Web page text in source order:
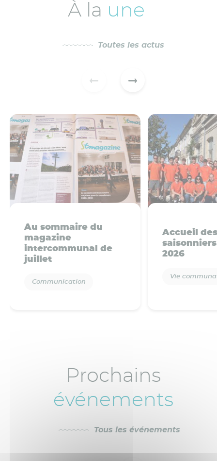
À la une
Toutes les actus
Au sommaire du
magazine
intercommunal de
juillet
Communication
Accueil des
saisonniers
2026
Vie
Prochains
événements
Tous les événements